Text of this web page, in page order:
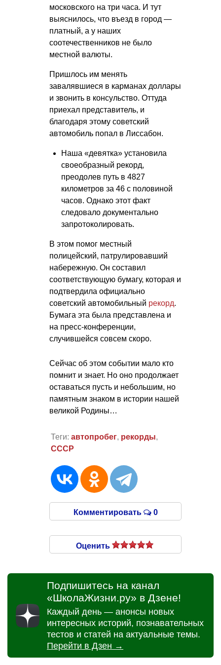
московского на три часа. И тут
выяснилось, что въезд в город —
платный, а у наших
соотечественников не было
местной валюты.
Пришлось им менять
завалявшиеся в карманах доллары
и звонить в консульство. Оттуда
приехал представитель, и
благодаря этому советский
автомобиль попал в Лиссабон.
Наша «девятка» установила
своеобразный рекорд,
преодолев путь в 4827
километров за 46 с половиной
часов. Однако этот факт
следовало документально
запротоколировать.
В этом помог местный
полицейский, патрулировавший
набережную. Он составил
соответствующую бумагу, которая и
подтвердила официально
советский автомобильный рекорд.
Бумага эта была представлена и
на пресс-конференции,
случившейся совсем скоро.
Сейчас об этом событии мало кто
помнит и знает. Но оно продолжает
оставаться пусть и небольшим, но
памятным знаком в истории нашей
великой Родины…
Теги: автопробег, рекорды,
СССР
Комментировать 0
Оценить
Подпишитесь на канал
«ШколаЖизни.ру» в Дзене!
Каждый день — анонсы новых
интересных историй, познавательных
тестов и статей на актуальные темы.
Перейти в Дзен →